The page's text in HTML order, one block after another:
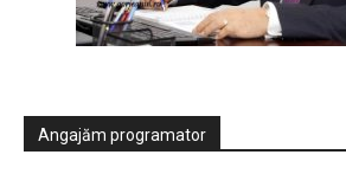
Angajăm programator